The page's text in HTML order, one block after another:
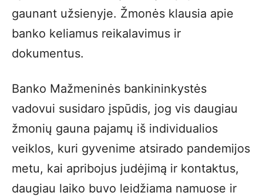
gaunant užsienyje. Žmonės klausia apie
banko keliamus reikalavimus ir
dokumentus.
Banko Mažmeninės bankininkystės
vadovui susidaro įspūdis, jog vis daugiau
žmonių gauna pajamų iš individualios
veiklos, kuri gyvenime atsirado pandemijos
metu, kai apribojus judėjimą ir kontaktus,
daugiau laiko buvo leidžiama namuose ir